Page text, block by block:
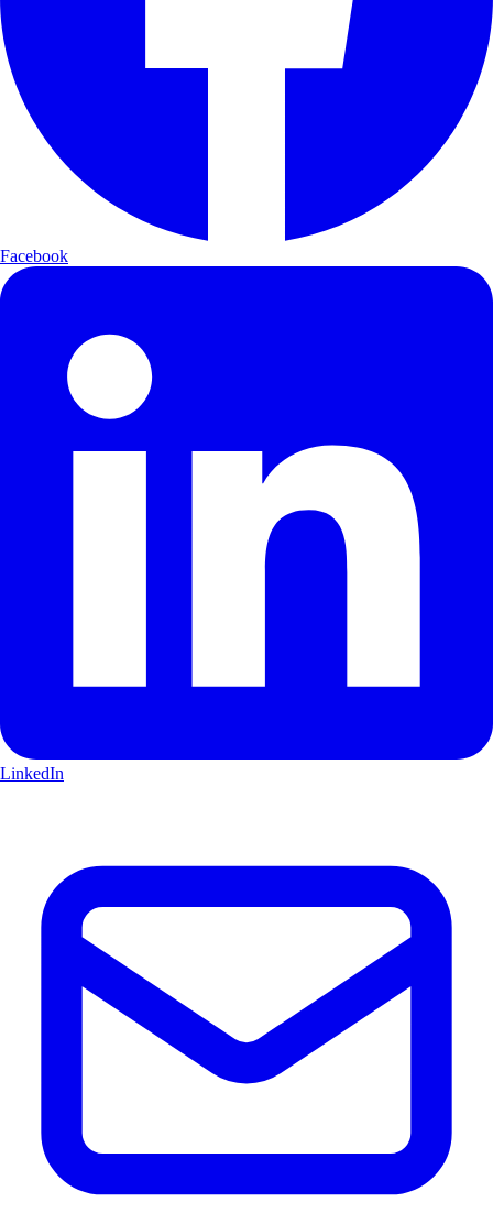
Facebook
LinkedIn